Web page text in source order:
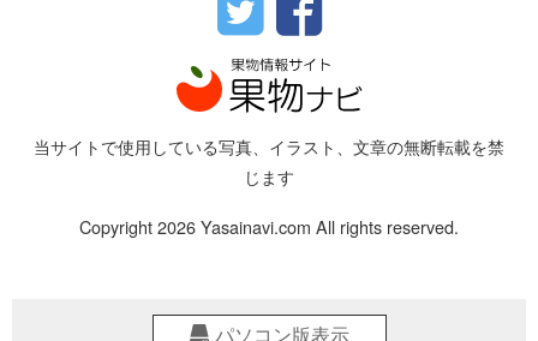
当サイトで使用している写真、イラスト、文章の無断転載を禁
じます
Copyright 2026 Yasainavi.com All rights reserved.
パソコン版表示